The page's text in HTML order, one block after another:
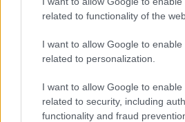
related to functionality of the
I want to allow Google to enable
related to personalization.
I want to allow Google to enable
related to security, including
functionality and fraud